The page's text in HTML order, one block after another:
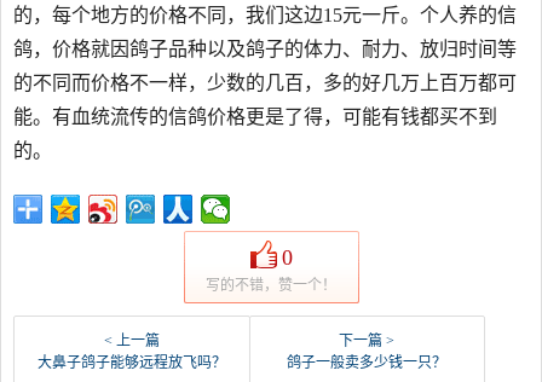
的，每个地方的价格不同，我们这边15元一斤。个人养的信
鸽，价格就因鸽子品种以及鸽子的体力、耐力、放归时间等
的不同而价格不一样，少数的几百，多的好几万上百万都可
能。有血统流传的信鸽价格更是了得，可能有钱都买不到
的。
0
写的不错，赞一个！
< 上一篇
大鼻子鸽子能够远程放飞吗？
下一篇 >
鸽子一般卖多少钱一只？